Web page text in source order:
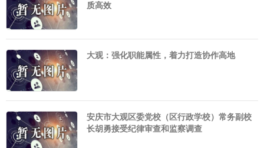
质高效
大观：强化职能属性，着力打造协作高地
安庆市大观区委党校（区行政学校）常务副校
长胡勇接受纪律审查和监察调查